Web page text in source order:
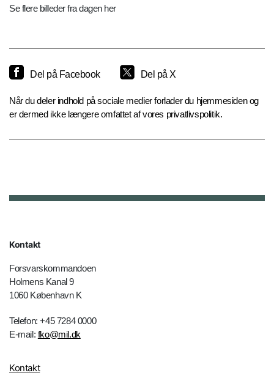
Se flere billeder fra dagen her
Del på Facebook Del på X
Når du deler indhold på sociale medier forlader du hjemmesiden og
er dermed ikke længere omfattet af vores privatlivspolitik.
Kontakt
Forsvarskommandoen
Holmens Kanal 9
1060 København K
Telefon: +45 7284 0000
E-mail: fko@mil.dk
Kontakt